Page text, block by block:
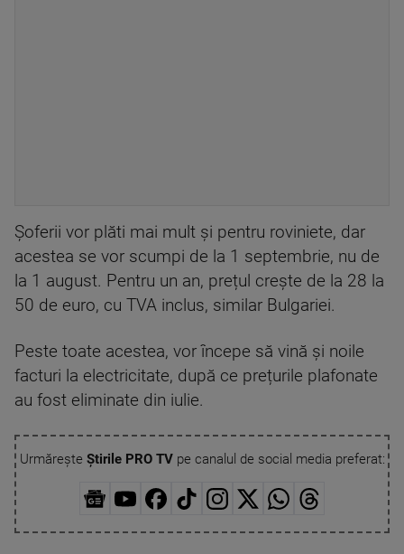
Șoferii vor plăti mai mult și pentru roviniete, dar
acestea se vor scumpi de la 1 septembrie, nu de
la 1 august. Pentru un an, prețul crește de la 28 la
50 de euro, cu TVA inclus, similar Bulgariei.
Peste toate acestea, vor începe să vină și noile
facturi la electricitate, după ce prețurile plafonate
au fost eliminate din iulie.
Urmărește Știrile PRO TVpe canalul de social media preferat: